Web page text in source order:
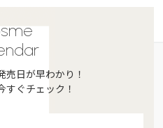
売日が早わかり！
すぐチェック！